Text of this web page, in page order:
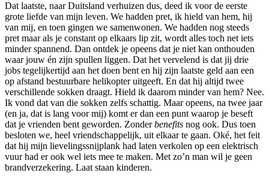
Dat laatste, naar Duitsland verhuizen dus, deed ik voor de eerste
grote liefde van mijn leven. We hadden pret, ik hield van hem, hij
van mij, en toen gingen we samenwonen. We hadden nog steeds
pret maar als je constant op elkaars lip zit, wordt alles toch net iets
minder spannend. Dan ontdek je opeens dat je niet kan onthouden
waar jouw én zijn spullen liggen. Dat het vervelend is dat jij drie
jobs tegelijkertijd aan het doen bent en hij zijn laatste geld aan een
op afstand bestuurbare helikopter uitgeeft. En dat hij altijd twee
verschillende sokken draagt. Hield ik daarom minder van hem? Nee.
Ik vond dat van die sokken zelfs schattig. Maar opeens, na twee jaar
(en ja, dat is lang voor mij) komt er dan een punt waarop je beseft
dat je vrienden bent geworden. Zonderbenefits nog ook. Dus toen
besloten we, heel vriendschappelijk, uit elkaar te gaan. Oké, het feit
dat hij mijn lievelingssnijplank had laten verkolen op een elektrisch
vuur had er ook wel iets mee te maken. Met zo’n man wil je geen
brandverzekering. Laat staan kinderen.